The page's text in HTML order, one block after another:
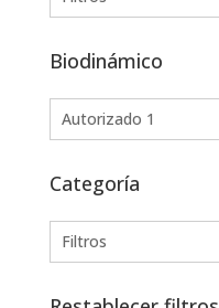
Biodinámico
Autorizado 1
Categoría
Filtros